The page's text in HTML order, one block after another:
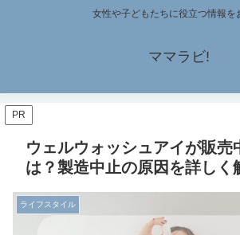
女性や子どもたちに役立つ情報を
ママラビ!
PR
ウェルウォッシュアイが販売
は？製造中止の原因を詳しく
ライフスタイル